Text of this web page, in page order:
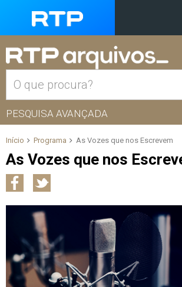
PESQUISA AVANÇADA
Início Programa As Vozes que nos Escrevem
As Vozes que nos